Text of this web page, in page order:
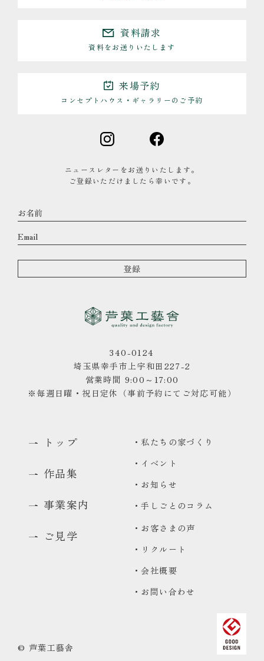
資料請求
資料をお送りいたします
来場予約
コンセプトハウス・ギャラリーのご予約
ニュースレターをお送りいたします。
ご登録いただけましたら幸いです。
340-0124
埼玉県幸手市上宇和田227-2
営業時間 9:00～17:00
※毎週日曜・祝日定休（事前予約にてご対応可能）
© 芦葉工藝舎
トップ
作品集
事業案内
ご見学
・私たちの家づくり
・イベント
・お知らせ
・手しごとのコラム
・お客さまの声
・リクルート
・会社概要
・お問い合わせ
平日9:00〜17:00